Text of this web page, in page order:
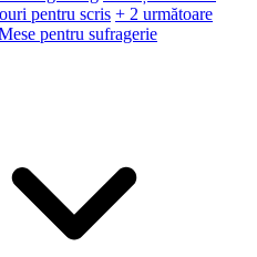
pentru scris + 2 următoare
pentru sufragerie